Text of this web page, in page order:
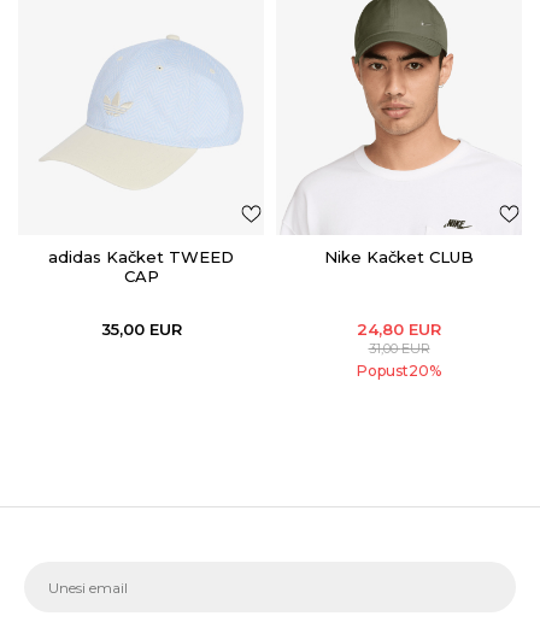
adidas Kačket TWEED
CAP
35,00 EUR
Nike Kačket CLUB
24,80 EUR
31,00EUR
Popust20%